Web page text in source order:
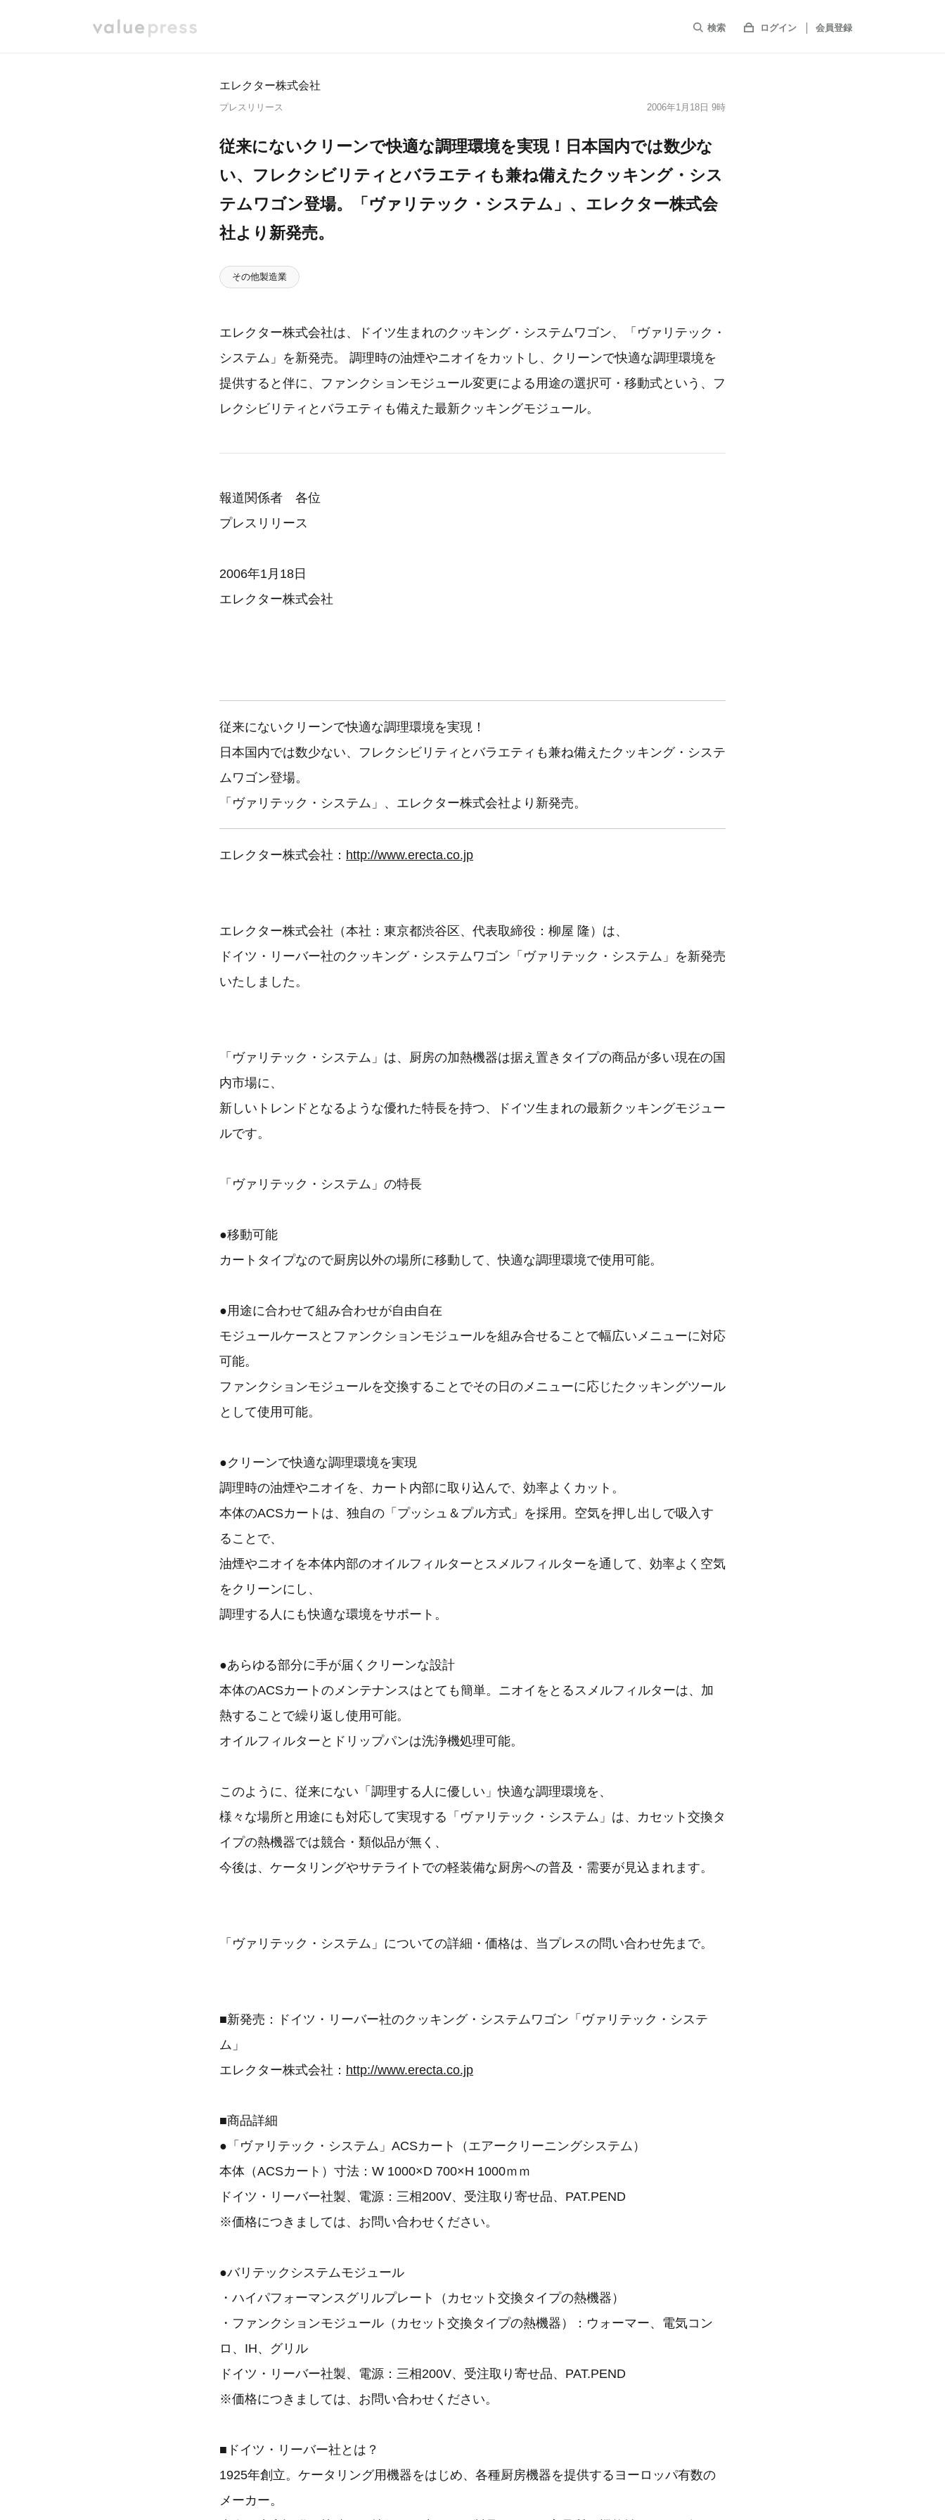
検索 ログイン 会員登録
エレクター株式会社
プレスリリース 2006年1月18日 9時
従来にないクリーンで快適な調理環境を実現！日本国内では数少な
い、フレクシビリティとバラエティも兼ね備えたクッキング・シス
テムワゴン登場。「ヴァリテック・システム」、エレクター株式会
社より新発売。
その他製造業
エレクター株式会社は、ドイツ生まれのクッキング・システムワゴン、「ヴァリテック・
システム」を新発売。 調理時の油煙やニオイをカットし、クリーンで快適な調理環境を
提供すると伴に、ファンクションモジュール変更による用途の選択可・移動式という、フ
レクシビリティとバラエティも備えた最新クッキングモジュール。
報道関係者 各位
プレスリリース
2006年1月18日
エレクター株式会社
従来にないクリーンで快適な調理環境を実現！
日本国内では数少ない、フレクシビリティとバラエティも兼ね備えたクッキング・システ
ムワゴン登場。
「ヴァリテック・システム」、エレクター株式会社より新発売。
エレクター株式会社： http://www.erecta.co.jp
エレクター株式会社（本社：東京都渋谷区、代表取締役：柳屋 隆）は、
ドイツ・リーバー社のクッキング・システムワゴン「ヴァリテック・システム」を新発売
いたしました。
「ヴァリテック・システム」は、厨房の加熱機器は据え置きタイプの商品が多い現在の国
内市場に、
新しいトレンドとなるような優れた特長を持つ、ドイツ生まれの最新クッキングモジュー
ルです。
「ヴァリテック・システム」の特長
●移動可能
カートタイプなので厨房以外の場所に移動して、快適な調理環境で使用可能。
●用途に合わせて組み合わせが自由自在
モジュールケースとファンクションモジュールを組み合せることで幅広いメニューに対応
可能。
ファンクションモジュールを交換することでその日のメニューに応じたクッキングツール
として使用可能。
●クリーンで快適な調理環境を実現
調理時の油煙やニオイを、カート内部に取り込んで、効率よくカット。
本体のACSカートは、独自の「プッシュ＆プル方式」を採用。空気を押し出しで吸入す
ることで、
油煙やニオイを本体内部のオイルフィルターとスメルフィルターを通して、効率よく空気
をクリーンにし、
調理する人にも快適な環境をサポート。
●あらゆる部分に手が届くクリーンな設計
本体のACSカートのメンテナンスはとても簡単。ニオイをとるスメルフィルターは、加
熱することで繰り返し使用可能。
オイルフィルターとドリップパンは洗浄機処理可能。
このように、従来にない「調理する人に優しい」快適な調理環境を、
様々な場所と用途にも対応して実現する「ヴァリテック・システム」は、カセット交換タ
イプの熱機器では競合・類似品が無く、
今後は、ケータリングやサテライトでの軽装備な厨房への普及・需要が見込まれます。
「ヴァリテック・システム」についての詳細・価格は、当プレスの問い合わせ先まで。
■新発売：ドイツ・リーバー社のクッキング・システムワゴン「ヴァリテック・システ
ム」
エレクター株式会社： http://www.erecta.co.jp
■商品詳細
●「ヴァリテック・システム」ACSカート（エアークリーニングシステム）
本体（ACSカート）寸法：W 1000×D 700×H 1000ｍｍ
ドイツ・リーバー社製、電源：三相200V、受注取り寄せ品、PAT.PEND
※価格につきましては、お問い合わせください。
●バリテックシステムモジュール
・ハイパフォーマンスグリルプレート（カセット交換タイプの熱機器）
・ファンクションモジュール（カセット交換タイプの熱機器）：ウォーマー、電気コン
ロ、IH、グリル
ドイツ・リーバー社製、電源：三相200V、受注取り寄せ品、PAT.PEND
※価格につきましては、お問い合わせください。
■ドイツ・リーバー社とは？
1925年創立。ケータリング用機器をはじめ、各種厨房機器を提供するヨーロッパ有数の
メーカー。